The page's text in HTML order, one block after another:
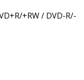
+RW / DVD-R/-